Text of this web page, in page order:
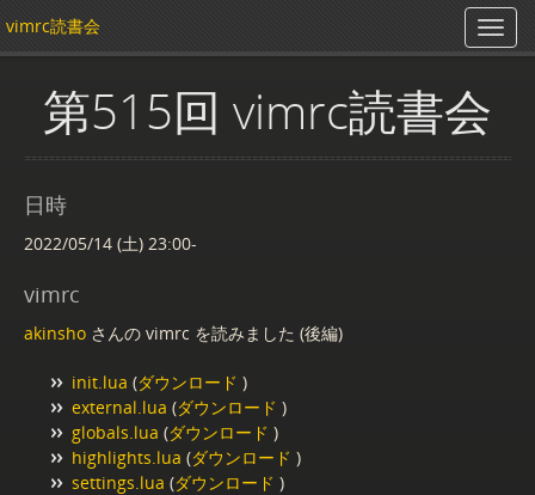
vimrc読書会
第515回 vimrc読書会
日時
2022/05/14 (土) 23:00-
vimrc
akinsho さんの vimrc を読みました (後編)
init.lua (ダウンロード )
external.lua (ダウンロード )
globals.lua (ダウンロード )
highlights.lua (ダウンロード )
settings.lua (ダウンロード )